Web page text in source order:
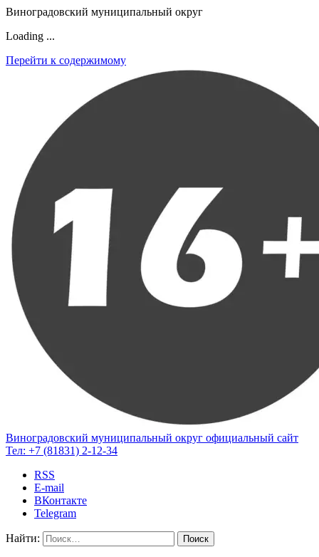
Виноградовский муниципальный округ
Loading ...
Перейти к содержимому
Виноградовский муниципальный округ официальный сайт
Тел: +7 (81831) 2-12-34
RSS
E-mail
ВКонтакте
Telegram
Найти: